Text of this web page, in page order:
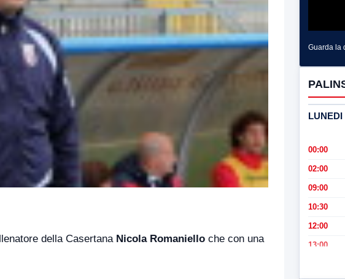
della Casertana Nicola Romaniello che con una
Guarda la
LUNEDI
00:00
02:00
09:00
10:30
12:00
13:00